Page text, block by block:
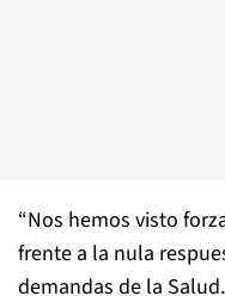
“Nos hemos visto
frente a la nula
demandas de la Salud.